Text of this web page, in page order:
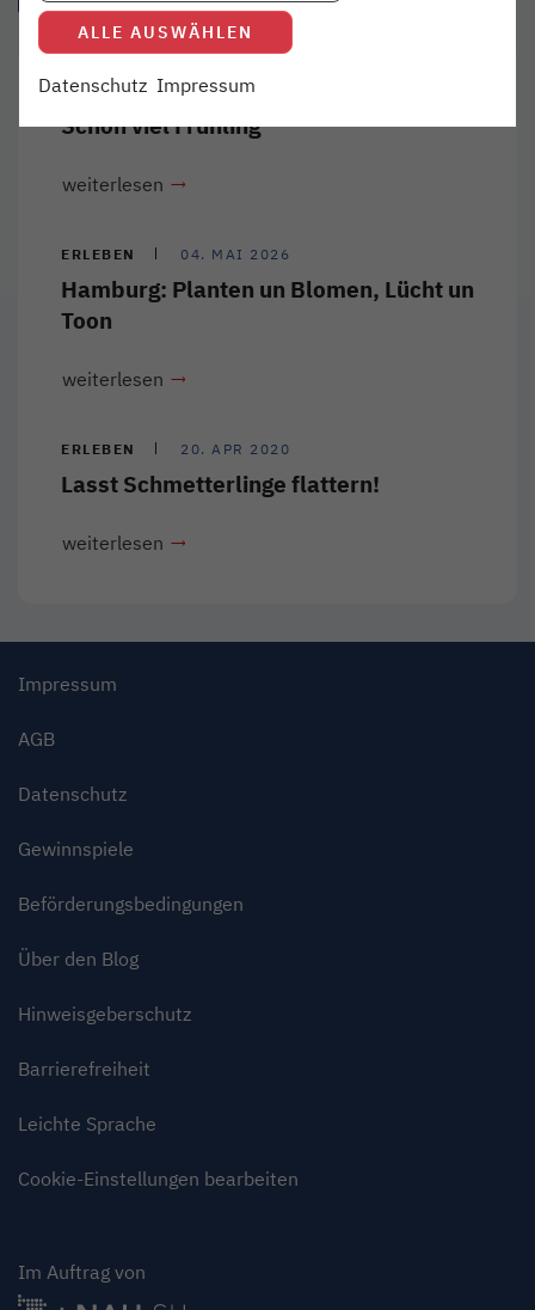
ERLEBEN 23. MÄR 2026
Schön viel Frühling
weiterlesen
ERLEBEN 04. MAI 2026
Hamburg: Planten un Blomen, Lücht un
Toon
weiterlesen
ERLEBEN 20. APR 2020
Lasst Schmetterlinge flattern!
weiterlesen
Impressum
AGB
Datenschutz
Gewinnspiele
Beförderungsbedingungen
Über den Blog
Hinweisgeberschutz
Barrierefreiheit
Leichte Sprache
Cookie-Einstellungen bearbeiten
Im Auftrag von
ALLE AUSWÄHLEN
Datenschutz Impressum